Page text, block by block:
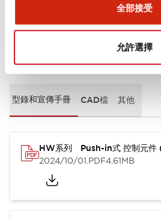
全部接受
允許選擇
型錄和宣傳手冊 CAD檔 其他
HW系列 Push-in式 控制元件
2024/10/01.PDF4.61MB